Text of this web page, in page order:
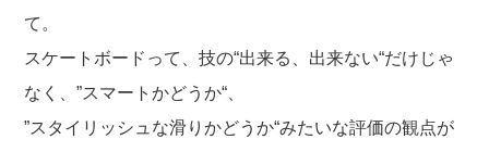
て。
スケートボードって、技の“出来る、出来ない“だけじゃ
なく、”スマートかどうか“、
”スタイリッシュな滑りかどうか“みたいな評価の観点が